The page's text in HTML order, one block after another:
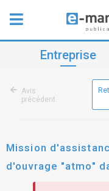
Entreprise
Avis
précédent
Mission
d'ouvrage "atmo"
rénovation